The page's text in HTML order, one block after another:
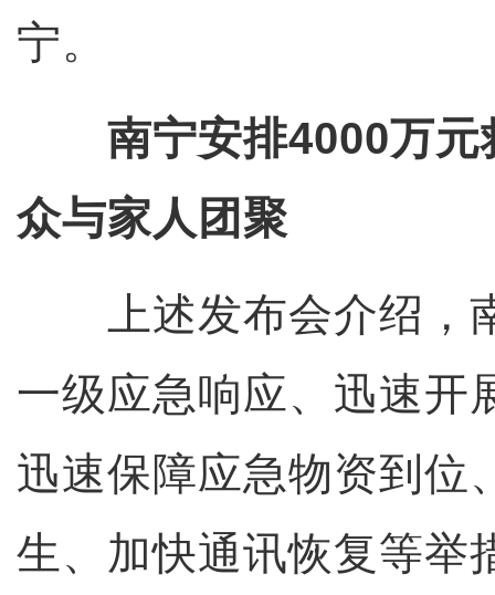
宁。
南宁安排4000万
众与家人团聚
上述发布会介绍，
一级应急响应、迅速开
迅速保障应急物资到位
生、加快通讯恢复等举